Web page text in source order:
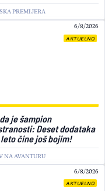
PREMIJERA
AKTUELNO
6/8/2026
je šampion
Deset dodataka
čine još bojim!
NA AVANTURU
AKTUELNO
6/8/2026